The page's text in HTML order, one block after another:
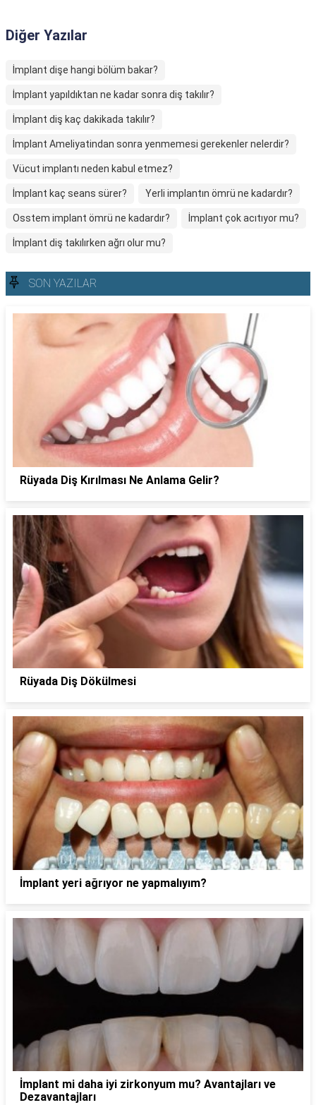
Diğer Yazılar
İmplant dişe hangi bölüm bakar?
İmplant yapıldıktan ne kadar sonra diş takılır?
İmplant diş kaç dakikada takılır?
İmplant Ameliyatindan sonra yenmemesi gerekenler nelerdir?
Vücut implantı neden kabul etmez?
İmplant kaç seans sürer? Yerli implantın ömrü ne kadardır?
Osstem implant ömrü ne kadardır? İmplant çok acıtıyor mu?
İmplant diş takılırken ağrı olur mu?
SON YAZILAR
Rüyada Diş Kırılması Ne Anlama Gelir?
Rüyada Diş Dökülmesi
İmplant yeri ağrıyor ne yapmalıyım?
İmplant mi daha iyi zirkonyum mu? Avantajları ve
Dezavantajları